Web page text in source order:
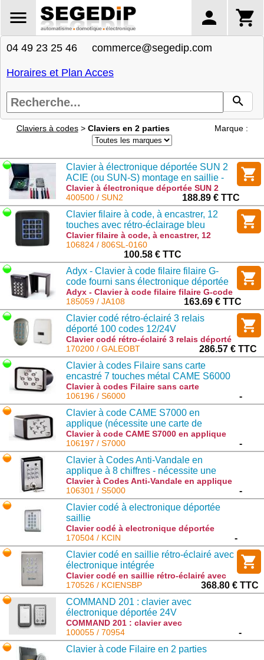
04 49 23 25 46 commerce@segedip.com
Horaires et Plan Acces
Claviers à codes> Claviers en 2 partiesMarque :
Clavier à électronique déportée SUN 2
ACIE (ou SUN-S) montage en saillie -
sécurité maximale
Clavier à électronique déportée SUN 2
ACIE (ou SUN-S) montage en saillie -
sécurité maximale : SUN2
400500 / SUN2
188.89 € TTC
Clavier filaire à code, à encastrer, 12
touches avec rétro-éclairage bleu
Clavier filaire à code, à encastrer, 12
touches avec rétro-éclairage bleu :
106824 / 806SL-0160
100.58 € TTC
Adyx - Clavier à code filaire filaire G-
code fourni sans électronique déportée
compatible DIAG79MAF
Adyx - Clavier à code filaire filaire G-code
fourni sans électronique déportée
compatible DIAG79MAF : JA108
185059 / JA108
163.69 € TTC
Clavier codé rétro-éclairé 3 relais
déporté 100 codes 12/24V
Clavier codé rétro-éclairé 3 relais déporté
100 codes 12/24V : GALEOBT
170200 / GALEOBT
286.57 € TTC
Clavier à codes Filaire sans carte
encastré 7 touches métal CAME S6000
Clavier à codes Filaire sans carte
encastré 7 touches métal CAME S6000 :
S6000
106196 / S6000
-
Clavier à code CAME S7000 en
applique (nécessite une carte de
décodage)
Clavier à code CAME S7000 en applique
(nécessite une carte de décodage) :
S7000
106197 / S7000
-
Clavier à Codes Anti-Vandale en
applique à 8 chiffres - nécessite une
carte de décodage
Clavier à Codes Anti-Vandale en applique
à 8 chiffres - nécessite une carte de
décodage : S5000
106301 / S5000
-
Clavier codé à electronique déportée
saillie
Clavier codé à electronique déportée
saillie : KCIN
170504 / KCIN
-
Clavier codé en saillie rétro-éclairé avec
électronique intégrée
Clavier codé en saillie rétro-éclairé avec
électronique intégrée : KCIENSBP
170526 / KCIENSBP
368.80 € TTC
COMMAND 201 : clavier avec
électronique déportée 24V
COMMAND 201 : clavier avec
électronique déportée 24V : 70954
100055 / 70954
-
Clavier à code Filaire en 2 parties